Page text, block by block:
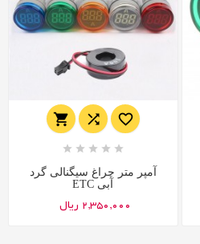
  
    
آمپر متر چراغ سیگنالی گرد
آبی ETC
2,350,000 ریال